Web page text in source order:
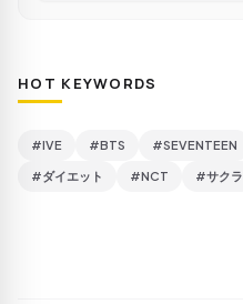
HOT KEYWORDS
#IVE #BTS #SEVENTEEN
#ダイエット #NCT #サクラ